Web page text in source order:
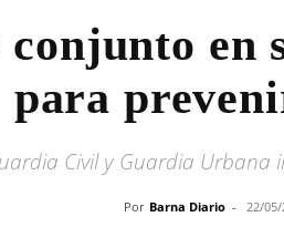
en
para
Civil y Guardia Urbana
Por Barna Diario - 22/05/